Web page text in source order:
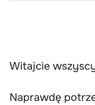
Witajcie
Naprawdę